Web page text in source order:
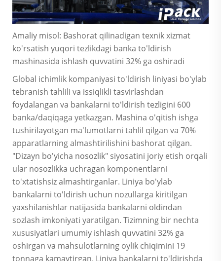
Amaliy misol: Bashorat qilinadigan texnik xizmat
ko'rsatish yuqori tezlikdagi banka to'ldirish
mashinasida ishlash quvvatini 32% ga oshiradi
Global ichimlik kompaniyasi to'ldirish liniyasi bo'ylab
tebranish tahlili va issiqlikli tasvirlashdan
foydalangan va bankalarni to'ldirish tezligini 600
banka/daqiqaga yetkazgan. Mashina o'qitish ishga
tushirilayotgan ma'lumotlarni tahlil qilgan va 70%
apparatlarning almashtirilishini bashorat qilgan.
"Dizayn bo'yicha nosozlik" siyosatini joriy etish orqali
ular nosozlikka uchragan komponentlarni
to'xtatishsiz almashtirganlar. Liniya bo'ylab
bankalarni to'ldirish uchun nozullarga kiritilgan
yaxshilanishlar natijasida bankalarni oldindan
sozlash imkoniyati yaratilgan. Tizimning bir nechta
xususiyatlari umumiy ishlash quvvatini 32% ga
oshirgan va mahsulotlarning oylik chiqimini 19
tonnaga kamaytirgan. Liniya bankalarni to'ldirishda